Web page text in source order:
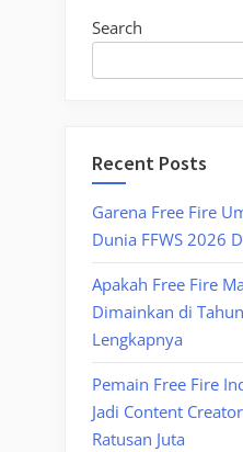
Search
Recent Posts
Garena Free Fire
Dunia FFWS 2026
Apakah Free Fire
Dimainkan di
Lengkapnya
Pemain Free Fire
Jadi Content
Ratusan Juta